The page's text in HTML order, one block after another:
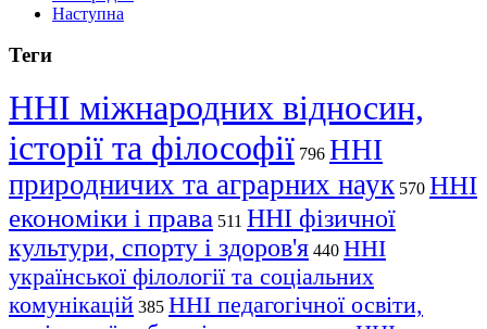
Наступна
Теги
ННІ міжнародних відносин,
історії та філософії 796 ННІ
природничих та аграрних наук 570 ННІ
економіки і права 511 ННІ фізичної
культури, спорту і здоров'я 440 ННІ
української філології та соціальних
комунікацій 385 ННІ педагогічної освіти,